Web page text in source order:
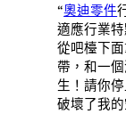
“奧迪零件
適應行業
從吧檯下
帶，和一
生！請你
破壞了我